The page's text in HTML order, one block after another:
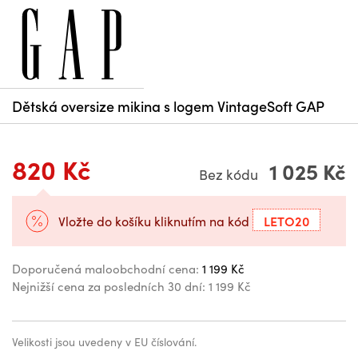
Dětská oversize mikina s logem VintageSoft GAP
820 Kč Bez kódu 1 025 Kč
Vložte do košíku kliknutím na kód LETO20
Doporučená maloobchodní cena: 1 199 Kč
Nejnižší cena za posledních 30 dní: 1 199 Kč
Velikosti jsou uvedeny v EU číslování.